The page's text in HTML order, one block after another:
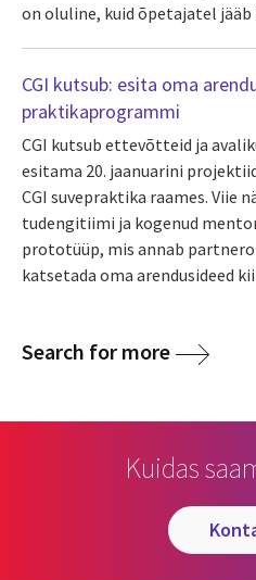
on oluline, kuid õpetajatel jääb
CGI kutsub: esita oma
praktikaprogrammi
CGI kutsub ettevõtteid ja
esitama 20. jaanuarini
CGI suvepraktika raames. Viie
tudengitiimi ja kogenud
prototüüp, mis annab
katsetada oma arendusideed
Search for more
Kuidas